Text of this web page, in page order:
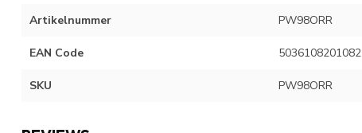
Artikelnummer PW98ORR
EAN Code 5036108201082
SKU PW98ORR